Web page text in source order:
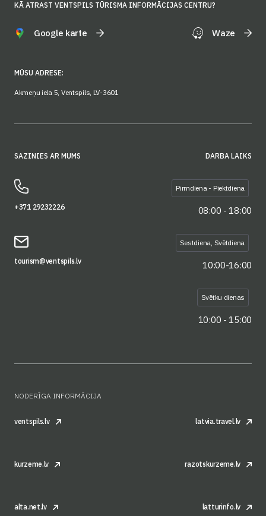
KĀ ATRAST VENTSPILS TŪRISMA INFORMĀCIJAS CENTRU?
Google karte Waze
MŪSU ADRESE:
Akmeņu iela 5, Ventspils, LV-3601
SAZINIES AR MUMS
+371 29232226
tourism@ventspils.lv
DARBA LAIKS
Pirmdiena - Piektdiena
08:00 - 18:00
Sestdiena, Svētdiena
10:00-16:00
Svētku dienas
10:00 - 15:00
NODERĪGA INFORMĀCIJA
ventspils.lv latvia.travel.lv
kurzeme.lv razotskurzeme.lv
alta.net.lv latturinfo.lv